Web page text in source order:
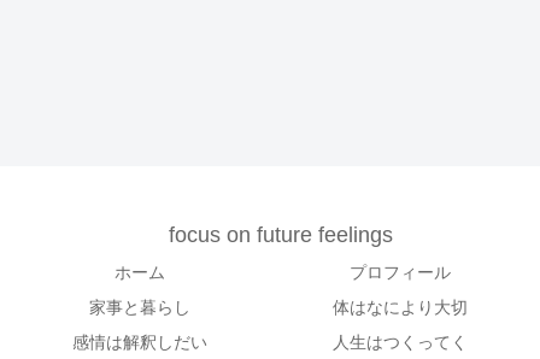
focus on future feelings
ホーム
プロフィール
家事と暮らし
体はなにより大切
感情は解釈しだい
人生はつくってく